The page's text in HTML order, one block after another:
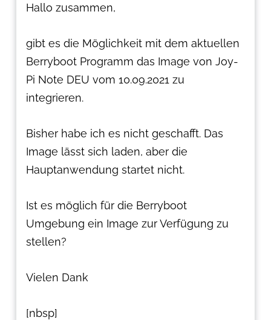
Hallo zusammen,
gibt es die Möglichkeit mit dem aktuellen
Berryboot Programm das Image von Joy-
Pi Note DEU vom 10.09.2021 zu
integrieren.
Bisher habe ich es nicht geschafft. Das
Image lässt sich laden, aber die
Hauptanwendung startet nicht.
Ist es möglich für die Berryboot
Umgebung ein Image zur Verfügung zu
stellen?
Vielen Dank
[nbsp]